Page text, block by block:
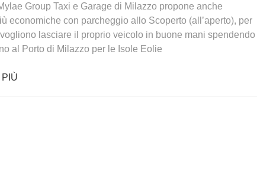
Group Taxi e Garage di Milazzo propone anche
economiche con parcheggio allo Scoperto (all’aperto), per
lasciare il proprio veicolo in buone mani spendendo
al Porto di Milazzo per le Isole Eolie
PIÙ